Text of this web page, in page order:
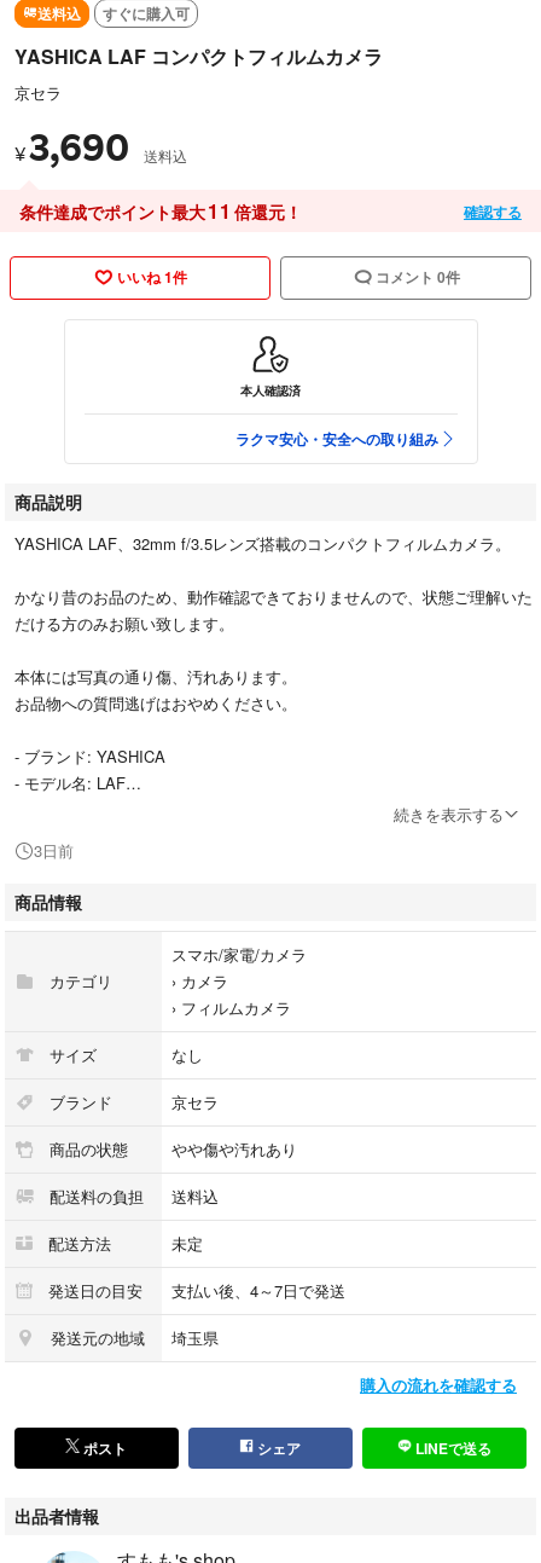
送料込 すぐに購入可
YASHICA LAF コンパクトフィルムカメラ
京セラ
¥3,690 送料込
条件達成でポイント最大11 倍還元！ 確認する
いいね 1件 コメント 0件
本人確認済
ラクマ安心・安全への取り組み
商品説明
YASHICA LAF、32mm f/3.5レンズ搭載のコンパクトフィルムカメラ。
かなり昔のお品のため、動作確認できておりませんので、状態ご理解いた
だける方のみお願い致します。
本体には写真の通り傷、汚れあります。
お品物への質問逃げはおやめください。
- ブランド: YASHICA
- モデル名: LAF
- タイプ: コンパクトフィルムカメラ
#フィルムカメラ
#コンパクトカメラ
続きを表示する
3日前
商品情報
カテゴリ
スマホ/家電/カメラ
› カメラ
› フィルムカメラ
サイズ なし
ブランド 京セラ
商品の状態 やや傷や汚れあり
配送料の負担 送料込
配送方法 未定
発送日の目安 支払い後、4～7日で発送
発送元の地域 埼玉県
購入の流れを確認する
ポスト シェア LINEで送る
出品者情報